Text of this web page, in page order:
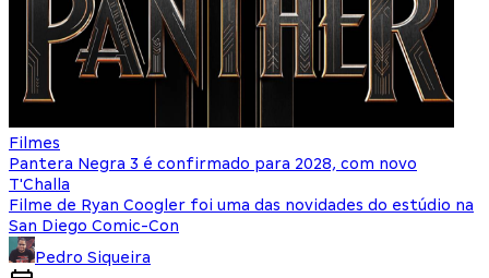
Filmes
Pantera Negra 3 é confirmado para 2028, com novo
T'Challa
Filme de Ryan Coogler foi uma das novidades do estúdio na
San Diego Comic-Con
Pedro Siqueira